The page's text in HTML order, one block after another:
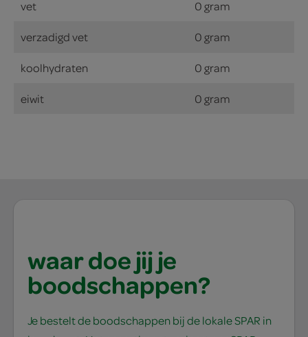
vet 0 gram
verzadigd vet 0 gram
koolhydraten 0 gram
eiwit 0 gram
waar doe jij je
boodschappen?
Je bestelt de boodschappen bij de lokale SPAR in